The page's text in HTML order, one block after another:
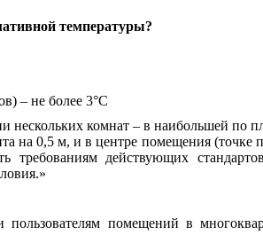
температуры?
– не более 3°С
нескольких комнат – в наибольшей по
на 0,5 м, и в центре помещения (точке
действующих
помещений в